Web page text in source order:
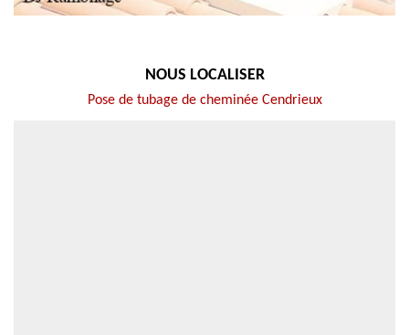
NOUS LOCALISER
Pose de tubage de cheminée Cendrieux